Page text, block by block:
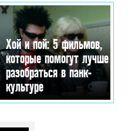
Хой и пой: 5 фильмов,
которые помогут лучше
разобраться в панк-
культуре